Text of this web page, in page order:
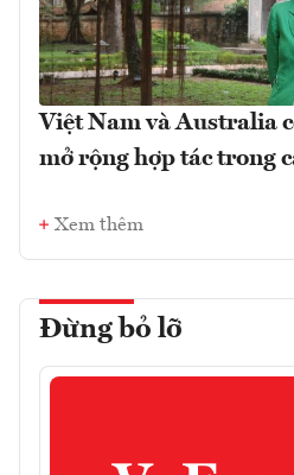
Việt Nam và Australia
mở rộng hợp tác trong
Xem thêm
Đừng bỏ lỡ